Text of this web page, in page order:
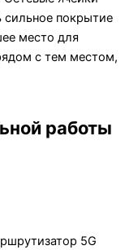
сильное покрытие
место для
с тем местом,
работы
5G